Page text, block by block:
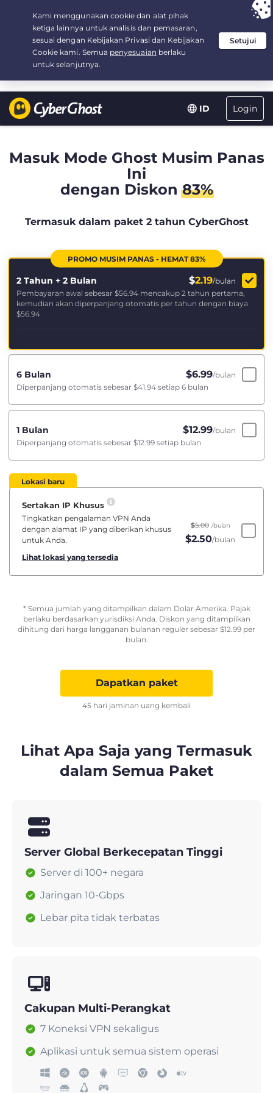
ID Login
Your choice: The Best Dealfor 2.1666666666667-years at $
/month
Masuk Mode Ghost Musim Panas
Ini
dengan Diskon83%
Termasuk dalam paket 2 tahun CyberGhost
PROMO MUSIM PANAS - HEMAT 83%
2 Tahun + 2 Bulan $2.19/bulan
Pembayaran awal sebesar $56.94 mencakup 2 tahun pertama,
kemudian akan diperpanjang otomatis per tahun dengan biaya
$56.94
6 Bulan $6.99/bulan
Diperpanjang otomatis sebesar $41.94 setiap 6 bulan
1 Bulan $12.99/bulan
Diperpanjang otomatis sebesar $12.99 setiap bulan
Lokasi baru
Sertakan IP Khusus
Tingkatkan pengalaman VPN Anda
dengan alamat IP yang diberikan khusus
untuk Anda.
Lihat lokasi yang tersedia
$5.00 /bulan
$2.50/bulan
* Semua jumlah yang ditampilkan dalam Dolar Amerika. Pajak
berlaku berdasarkan yurisdiksi Anda. Diskon yang ditampilkan
dihitung dari harga langganan bulanan reguler sebesar $12.99 per
bulan.
Dapatkan paket
45 hari jaminan uang kembali
Lihat Apa Saja yang Termasuk
dalam Semua Paket
Server Global Berkecepatan Tinggi
Server di 100+ negara
Jaringan 10-Gbps
Lebar pita tidak terbatas
Cakupan Multi-Perangkat
7 Koneksi VPN sekaligus
Aplikasi untuk semua sistem operasi